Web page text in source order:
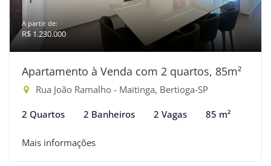
A partir de:
R$ 1.230.000
Apartamento à Venda com 2 quartos, 85m²
Rua João Ramalho - Maitinga, Bertioga-SP
2 Quartos 2 Banheiros 2 Vagas 85 m²
Mais informações